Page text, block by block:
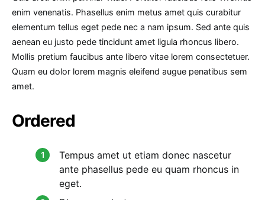
enim venenatis. Phasellus enim metus amet quis curabitur
elementum tellus eget pede nec a nam ipsum. Sed ante quis
aenean eu justo pede tincidunt amet ligula rhoncus libero.
Mollis pretium faucibus ante libero vitae lorem consectetuer.
Quam eu dolor lorem magnis eleifend augue penatibus sem
amet.
Ordered
Tempus amet ut etiam donec nascetur
ante phasellus pede eu quam rhoncus in
eget.